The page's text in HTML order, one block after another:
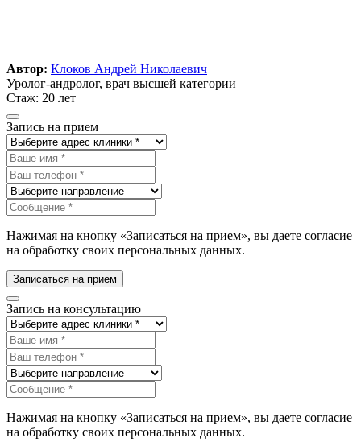
Автор: Клоков Андрей Николаевич
Уролог-андролог, врач высшей категории
Стаж: 20 лет
Запись на прием
Нажимая на кнопку «Записаться на прием», вы даете согласие
на обработку своих персональных данных.
Записаться на прием
Запись на консультацию
Нажимая на кнопку «Записаться на прием», вы даете согласие
на обработку своих персональных данных.